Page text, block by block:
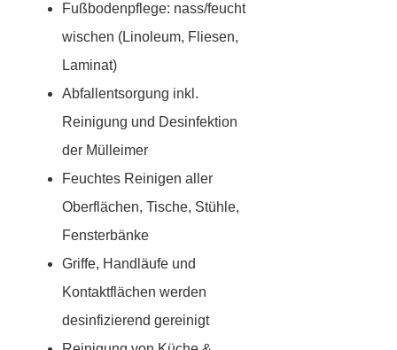
Fußbodenpflege: nass/feucht
wischen (Linoleum, Fliesen,
Laminat)
Abfallentsorgung inkl.
Reinigung und Desinfektion
der Mülleimer
Feuchtes Reinigen aller
Oberflächen, Tische, Stühle,
Fensterbänke
Griffe, Handläufe und
Kontaktflächen werden
desinfizierend gereinigt